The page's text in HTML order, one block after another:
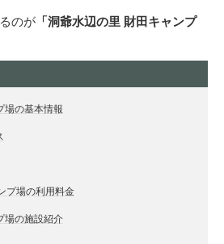
のが 「洞爺水辺の里 財田キャンプ
場の基本情報
プ場の利用料金
場の施設紹介